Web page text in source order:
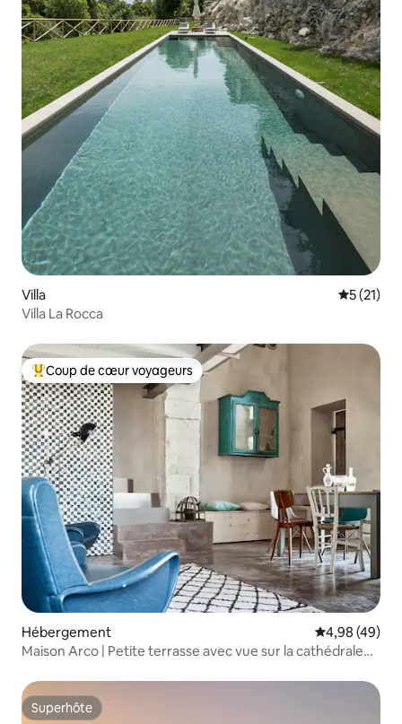
Villa
5 (21)
Villa La Rocca
Coups de cœur voyageurs les plus appréciés
Coup de cœur voyageurs
Hébergement Évaluation
4,98 (49)
Maison Arco | Petite terrasse avec vue sur la cathédrale
Superhôte
Superhôte